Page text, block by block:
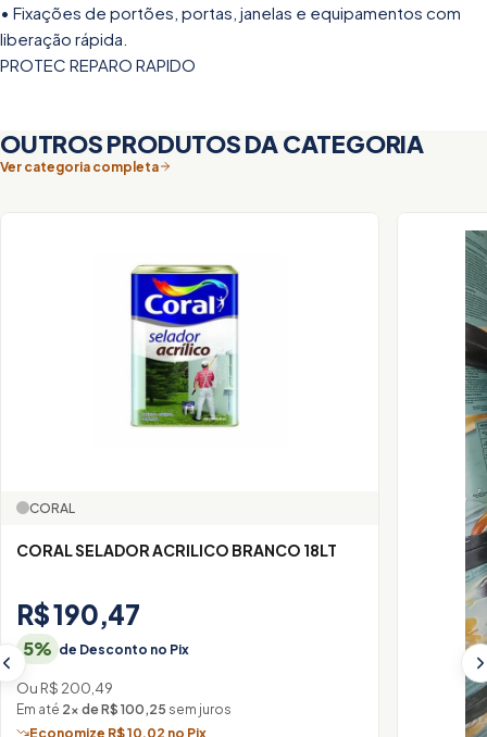
• Fixações de portões, portas, janelas e equipamentos com
liberação rápida.
PROTEC REPARO RAPIDO
OUTROS PRODUTOS DA CATEGORIA
Ver categoria completa
CORAL
CORAL SELADOR ACRILICO BRANCO 18LT
R$ 190,47
5% de Desconto no Pix
Ou R$ 200,49
Em até 2× de R$ 100,25 sem juros
Economize R$ 10,02 no Pix